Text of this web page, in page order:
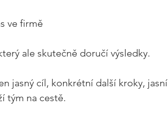
ve firmě
ale skutečně doručí výsledky.
jasný cíl, konkrétní další kroky, jasní
tým na cestě.